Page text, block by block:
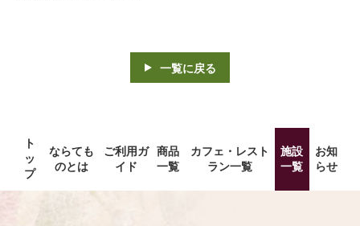
一覧に戻る
ト
ッ
プ
ならても
のとは
ご利用ガ
イド
商品
一覧
カフェ・レスト
ラン一覧
施設
一覧
お知
らせ